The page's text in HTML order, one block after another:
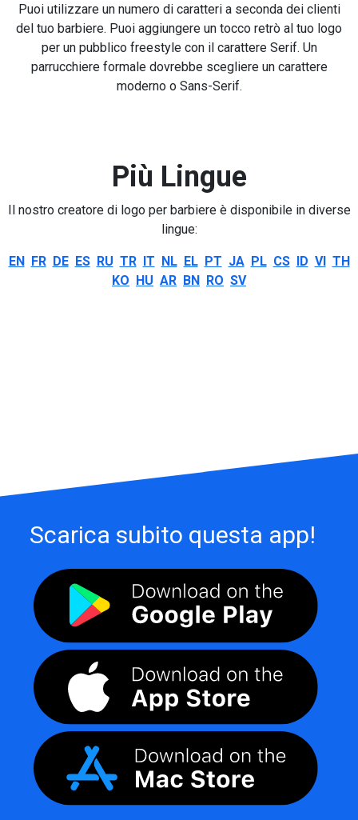
Puoi utilizzare un numero di caratteri a seconda dei clienti
del tuo barbiere. Puoi aggiungere un tocco retrò al tuo logo
per un pubblico freestyle con il carattere Serif. Un
parrucchiere formale dovrebbe scegliere un carattere
moderno o Sans-Serif.
Più Lingue
Il nostro creatore di logo per barbiere è disponibile in diverse
lingue:
EN FR DE ES RU TR IT NL EL PT JA PL CS ID VI TH
KO HU AR BN RO SV
Scarica subito questa app!